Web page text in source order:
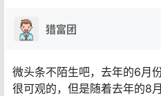
猎富团
微头条不陌生吧，去年的6月
很可观的，但是随着去年的8